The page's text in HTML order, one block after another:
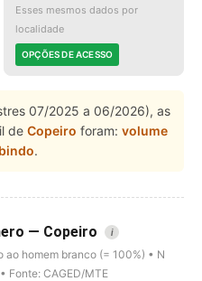
Esses mesmos dados por
localidade
OPÇÕES DE ACESSO
07/2025 a 06/2026), as
de Copeiro foram: volume
.
— Copeiro i
homem branco (= 100%) • N
Fonte: CAGED/MTE